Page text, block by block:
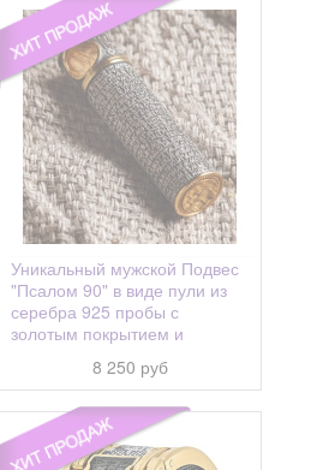
Арсений
Арсения
Артем, Артемий
Артема апостол
Артемий (Артём)
Архип
Афанасия
Ахтырская
Беседная
Бидзина
Благодатное Небо
Уникальный мужской Подвес
"Псалом 90" в виде пули из
серебра 925 пробы с
золотым покрытием и
8 250 руб